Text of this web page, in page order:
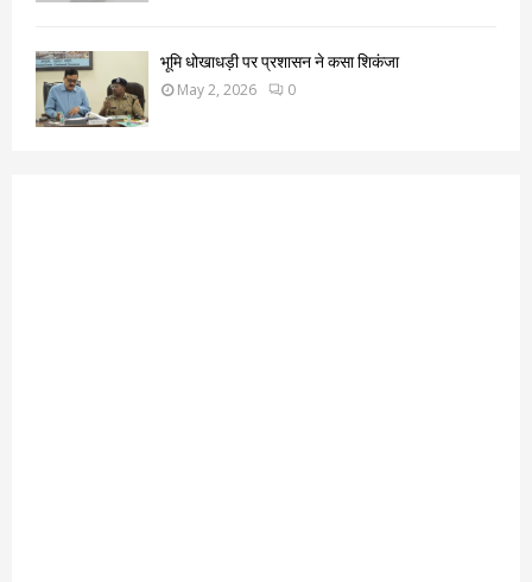
भूमि धोखाधड़ी पर प्रशासन ने कसा शिकंजा
May 2, 2026 0